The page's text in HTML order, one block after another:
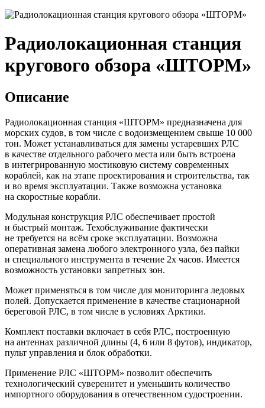
Радиолокационная станция
кругового обзора «ШТОРМ»
Описание
Радиолокационная станция «ШТОРМ» предназначена для
морских судов, в том числе с водоизмещением свыше 10 000
тон. Может устанавливаться для замены устаревших РЛС
в качестве отдельного рабочего места или быть встроена
в интегрированную мостиковую систему современных
кораблей, как на этапе проектирования и строительства, так
и во время эксплуатации. Также возможна установка
на скоростные корабли.
Модульная конструкция РЛС обеспечивает простой
и быстрый монтаж. Техобслуживание фактически
не требуется на всём сроке эксплуатации. Возможна
оперативная замена любого электронного узла, без пайки
и специального инструмента в течение 2х часов. Имеется
возможность установки запретных зон.
Может применяться в том числе для мониторинга ледовых
полей. Допускается применение в качестве стационарной
береговой РЛС, в том числе в условиях Арктики.
Комплект поставки включает в себя РЛС, построенную
на антеннах различной длины (4, 6 или 8 футов), индикатор,
пульт управления и блок обработки.
Применение РЛС «ШТОРМ» позволит обеспечить
технологический суверенитет и уменьшить количество
импортного оборудования в отечественном судостроении.